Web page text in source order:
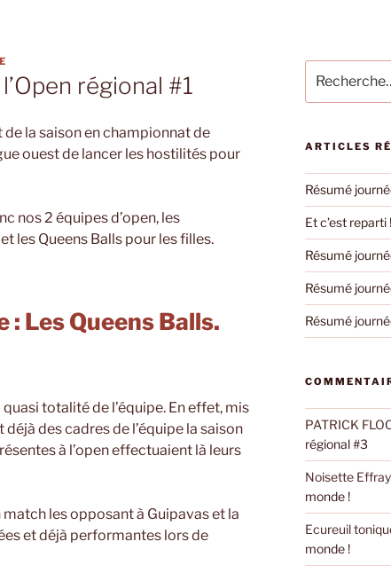
régional #1
la saison en championnat de
ouest de lancer les hostilités pour
nos 2 équipes d’open, les
les Queens Balls pour les filles.
Les Queens Balls.
totalité de l’équipe. En effet, mis
des cadres de l’équipe la saison
à l’open effectuaient là leurs
les opposant à Guipavas et la
et déjà performantes lors de
pour
:
ARTICLES
Résumé
Et c’est reparti !
Résumé
Résumé
Résumé
PATRICK
régional #3
Noisette
monde !
Ecureuil
monde !